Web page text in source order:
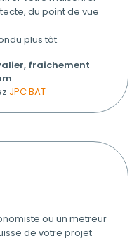
du point de vue
plus tôt.
fraîchement
JPC BAT
ou un metreur
de votre projet